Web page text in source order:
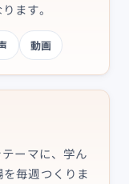
ます。
動画
ーマに、学ん
毎週つくりま